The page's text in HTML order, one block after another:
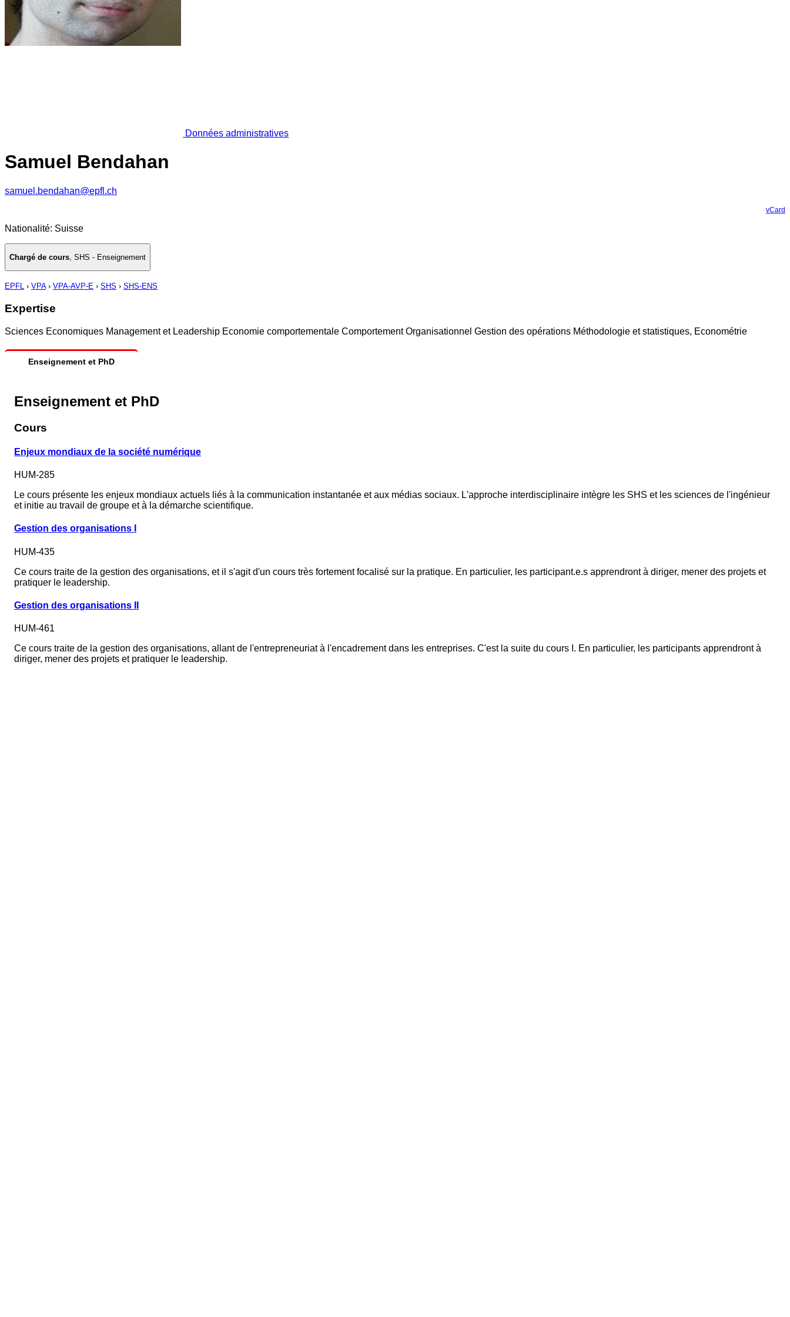
Données administratives
Samuel Bendahan
samuel.bendahan@epfl.ch
vCard
Nationalité: Suisse
Chargé de cours, SHS - Enseignement
EPFL › VPA› VPA-AVP-E › SHS › SHS-ENS
Expertise
Sciences Economiques Management et Leadership Economie comportementale Comportement Organisationnel Gestion des opérations Méthodologie et statistiques, Econométrie
Enseignement et PhD
Enseignement et PhD
Cours
Enjeux mondiaux de la société numérique
HUM-285
Le cours présente les enjeux mondiaux actuels liés à la communication instantanée et aux médias sociaux. L'approche interdisciplinaire intègre les SHS et les sciences de l'ingénieur
et initie au travail de groupe et à la démarche scientifique.
Gestion des organisations I
HUM-435
Ce cours traite de la gestion des organisations, et il s'agit d'un cours très fortement focalisé sur la pratique. En particulier, les participant.e.s apprendront à diriger, mener des projets et
pratiquer le leadership.
Gestion des organisations II
HUM-461
Ce cours traite de la gestion des organisations, allant de l'entrepreneuriat à l'encadrement dans les entreprises. C'est la suite du cours I. En particulier, les participants apprendront à
diriger, mener des projets et pratiquer le leadership.